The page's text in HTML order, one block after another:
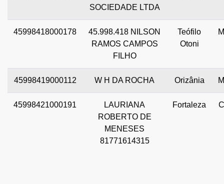
SOCIEDADE LTDA
45998418000178
45.998.418 NILSON
RAMOS CAMPOS
FILHO
Teófilo
Otoni
45998419000112 W H DA ROCHA Orizânia
45998421000191
LAURIANA
ROBERTO DE
MENESES
81771614315
Fortaleza